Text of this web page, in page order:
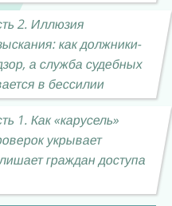
2. Иллюзия
как должники-
а служба судебных
в бессилии
1. Как «карусель»
укрывает
граждан доступа